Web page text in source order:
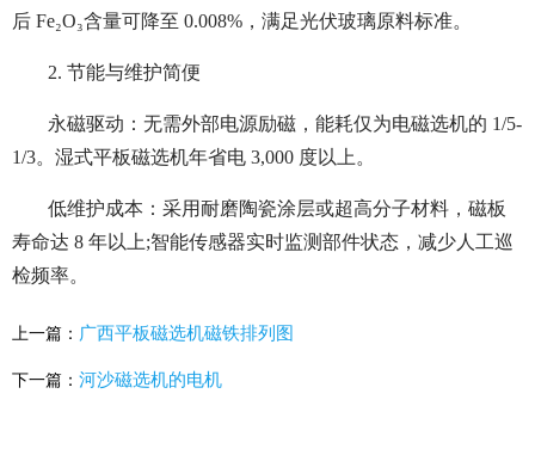
后 Fe₂O₃含量可降至 0.008%，满足光伏玻璃原料标准。
2. 节能与维护简便
永磁驱动：无需外部电源励磁，能耗仅为电磁选机的 1/5-
1/3。湿式平板磁选机年省电 3,000 度以上。
低维护成本：采用耐磨陶瓷涂层或超高分子材料，磁板
寿命达 8 年以上;智能传感器实时监测部件状态，减少人工巡
检频率。
上一篇： 广西平板磁选机磁铁排列图
下一篇： 河沙磁选机的电机